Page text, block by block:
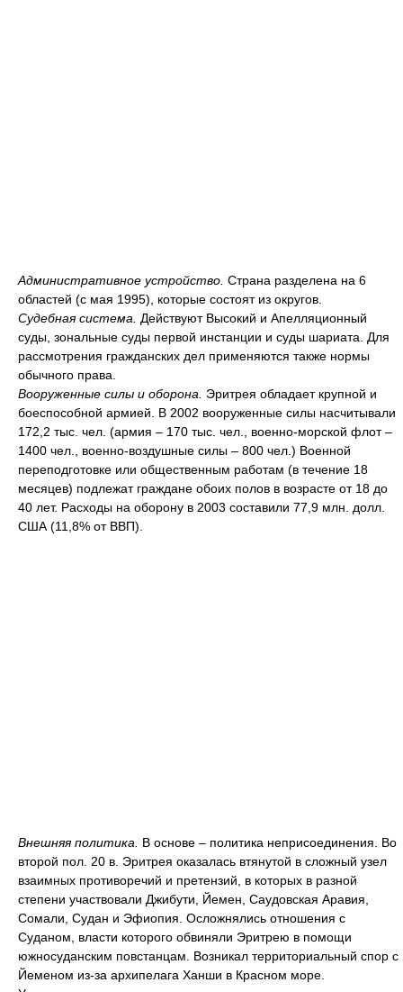
Административное устройство. Страна разделена на 6
областей (с мая 1995), которые состоят из округов.
Судебная система. Действуют Высокий и Апелляционный
суды, зональные суды первой инстанции и суды шариата. Для
рассмотрения гражданских дел применяются также нормы
обычного права.
Вооруженные силы и оборона. Эритрея обладает крупной и
боеспособной армией. В 2002 вооруженные силы насчитывали
172,2 тыс. чел. (армия – 170 тыс. чел., военно-морской флот –
1400 чел., военно-воздушные силы – 800 чел.) Военной
переподготовке или общественным работам (в течение 18
месяцев) подлежат граждане обоих полов в возрасте от 18 до
40 лет. Расходы на оборону в 2003 составили 77,9 млн. долл.
США (11,8% от ВВП).
Внешняя политика. В основе – политика неприсоединения. Во
второй пол. 20 в. Эритрея оказалась втянутой в сложный узел
взаимных противоречий и претензий, в которых в разной
степени участвовали Джибути, Йемен, Саудовская Аравия,
Сомали, Судан и Эфиопия. Осложнялись отношения с
Суданом, власти которого обвиняли Эритрею в помощи
южносуданским повстанцам. Возникал территориальный спор с
Йеменом из-за архипелага Ханши в Красном море.